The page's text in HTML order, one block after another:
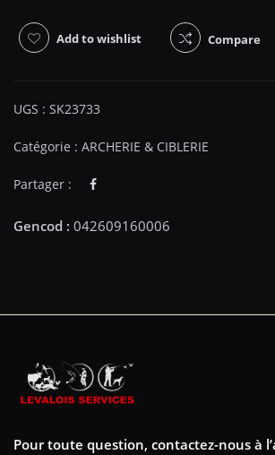
Add to wishlist Compare
UGS : SK23733
Catégorie : ARCHERIE & CIBLERIE
Partager :
Pour toute question, contactez-nous à